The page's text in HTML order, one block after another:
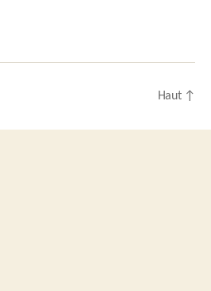
Haut ↑